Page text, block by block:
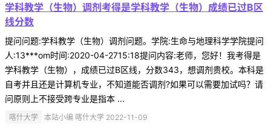
学科教学（生物）调剂考得是学科教学（生物）成绩已过B区
线分数
提问问题:学科教学（生物）调剂问题。学院:生命与地理科学学院提问
人:13***om时间:2020-04-2715:18提问内容:老师，您好！我考得是
学科教学（生物），成绩已过B区线，分数343，想调剂贵校。本科是
自考并且还是计算机专业，不知道能否调剂?如果可以需要加试吗？请
问原则上不接受跨专业是指本 ...
喀什大学 本站小编 喀什大学 2022-11-09